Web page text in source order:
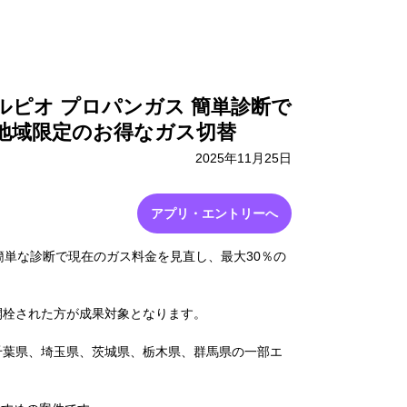
ピオ プロパンガス 簡単診断で
域限定のお得なガス切替
2025年11月25日
アプリ・エントリーへ
単な診断で現在のガス料金を見直し、最大30％の
された方が成果対象となります。
県、埼玉県、茨城県、栃木県、群馬県の一部エ